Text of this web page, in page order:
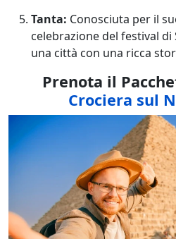
Tanta: Conosciuta per il
celebrazione del festival di
una città con una ricca
Prenota il
Crociera sul